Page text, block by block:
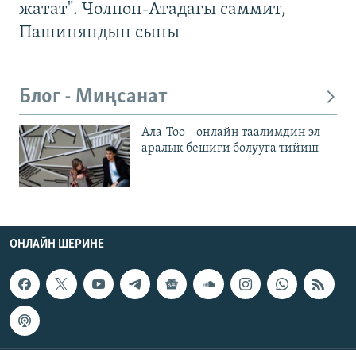
жатат". Чолпон-Атадагы саммит,
Пашиняндын сыны
Блог - Миңсанат
Ала-Тоо – онлайн таалимдин эл
аралык бешиги болууга тийиш
ОНЛАЙН ШЕРИНЕ